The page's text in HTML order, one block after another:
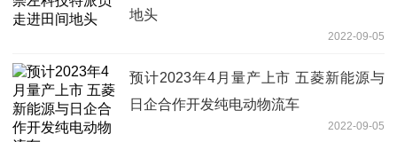
地头
2022-09-05
预计2023年4月量产上市 五菱新能源与
日企合作开发纯电动物流车
2022-09-05